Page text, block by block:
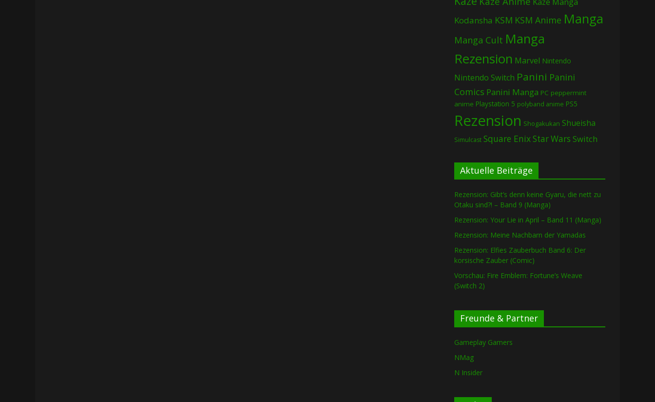
Kodansha KSM KSM Anime Manga
Manga Cult Manga
Rezension Marvel Nintendo
Nintendo Switch Panini Panini
Comics Panini Manga PC peppermint
anime Playstation 5 polyband anime PS5
Rezension Shogakukan Shueisha
Simulcast Square EnixStar Wars Switch
Aktuelle Beiträge
Rezension: Gibt’s denn keine Gyaru, die nett zu
Otaku sind?! – Band 9 (Manga)
Rezension: Your Lie in April – Band 11 (Manga)
Rezension: Meine Nachbarn der Yamadas
Rezension: Elfies Zauberbuch Band 6: Der
korsische Zauber (Comic)
Vorschau: Fire Emblem: Fortune’s Weave
(Switch 2)
Freunde & Partner
Gameplay Gamers
NMag
N Insider